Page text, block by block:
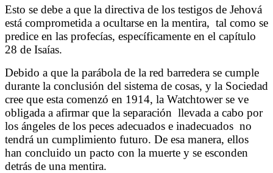
Esto se debe a que la directiva de los testigos de Jehová
está comprometida a ocultarse en la mentira, tal como se
predice en las profecías, específicamente en el capítulo
28 de Isaías.
Debido a que la parábola de la red barredera se cumple
durante la conclusión del sistema de cosas, y la Sociedad
cree que esta comenzó en 1914, la Watchtower se ve
obligada a afirmar que la separación llevada a cabo por
los ángeles de los peces adecuados e inadecuados no
tendrá un cumplimiento futuro. De esa manera, ellos
han concluido un pacto con la muerte y se esconden
detrás de una mentira.